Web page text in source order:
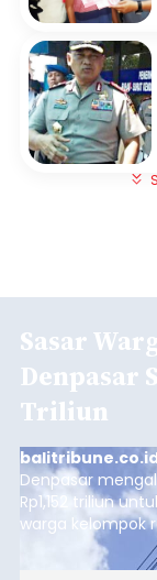
Sasar
Denpasar
Triliun
Denpasar
Rp1,152 triliun
warga kelompok
garis
guna menjaga